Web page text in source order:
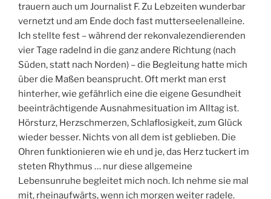
trauern auch um Journalist F. Zu Lebzeiten wunderbar
vernetzt und am Ende doch fast mutterseelenalleine.
Ich stellte fest – während der rekonvalezendierenden
vier Tage radelnd in die ganz andere Richtung (nach
Süden, statt nach Norden) – die Begleitung hatte mich
über die Maßen beansprucht. Oft merkt man erst
hinterher, wie gefährlich eine die eigene Gesundheit
beeinträchtigende Ausnahmesituation im Alltag ist.
Hörsturz, Herzschmerzen, Schlaflosigkeit, zum Glück
wieder besser. Nichts von all dem ist geblieben. Die
Ohren funktionieren wie eh und je, das Herz tuckert im
steten Rhythmus … nur diese allgemeine
Lebensunruhe begleitet mich noch. Ich nehme sie mal
mit, rheinaufwärts, wenn ich morgen weiter radele.